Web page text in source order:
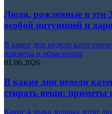
Люди, рожденные в эти
особой интуицией и
В какие дни недели
приметы и объяснения
01.06.2026
В какие дни недели
стирать вещи: приметы
Какие 4 знака зодиака хотят